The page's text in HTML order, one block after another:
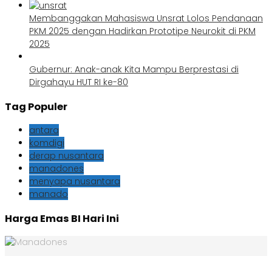
Membanggakan Mahasiswa Unsrat Lolos Pendanaan
PKM 2025 dengan Hadirkan Prototipe Neurokit di PKM
2025
Gubernur: Anak-anak Kita Mampu Berprestasi di
Dirgahayu HUT RI ke-80
Tag Populer
antara
komdigi
derap nusantara
manadones
menyapa nusantara
manado
Harga Emas BI Hari Ini